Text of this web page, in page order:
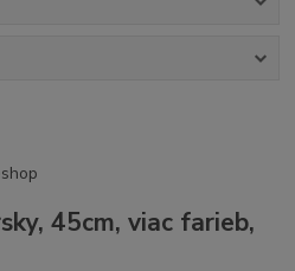
45cm, viac farieb,